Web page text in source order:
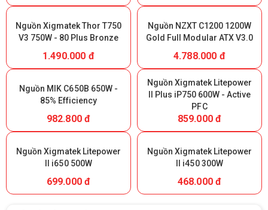
Nguồn Xigmatek Thor T750
V3 750W - 80 Plus Bronze
1.490.000 đ
Nguồn NZXT C1200 1200W
Gold Full Modular ATX V3.0
4.788.000 đ
Nguồn MIK C650B 650W -
85% Efficiency
982.800 đ
Nguồn Xigmatek Litepower
II Plus iP750 600W - Active
PFC
859.000 đ
Nguồn Xigmatek Litepower
II i650 500W
699.000 đ
Nguồn Xigmatek Litepower
II i450 300W
468.000 đ